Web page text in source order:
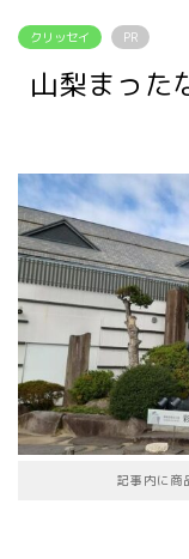
クリッセイ PR
山梨まっ
記事内に商